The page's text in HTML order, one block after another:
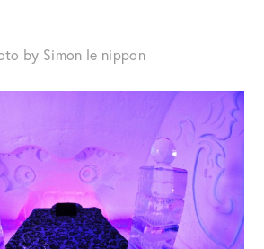
by Simon le nippon